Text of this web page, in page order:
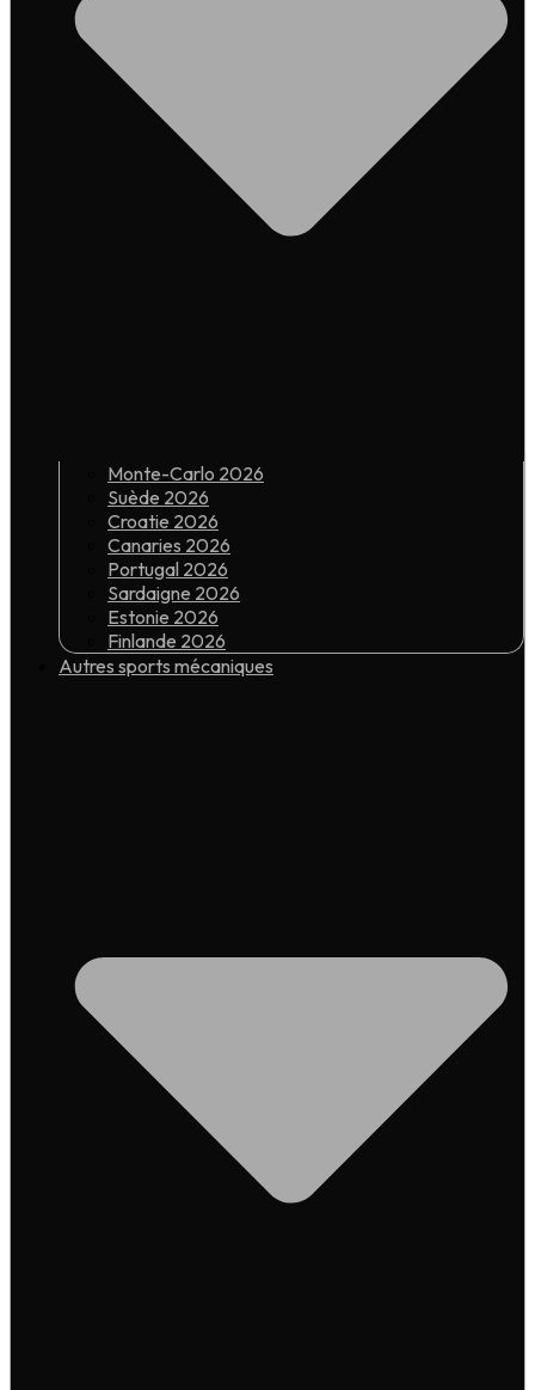
Monte-Carlo 2026
Suède 2026
Croatie 2026
Canaries 2026
Portugal 2026
Sardaigne 2026
Estonie 2026
Finlande 2026
Autres sports mécaniques